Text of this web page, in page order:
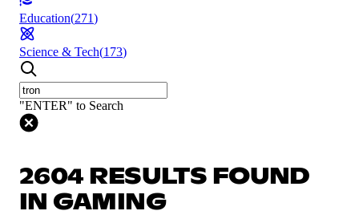
Education(271)
Science & Tech(173)
"ENTER" to Search
2604 RESULTS FOUND
IN GAMING